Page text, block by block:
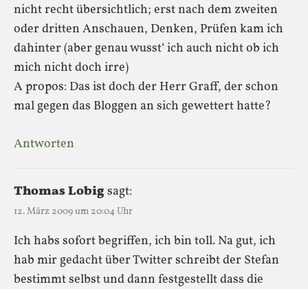
nicht recht übersichtlich; erst nach dem zweiten
oder dritten Anschauen, Denken, Prüfen kam ich
dahinter (aber genau wusst‘ ich auch nicht ob ich
mich nicht doch irre)
A propos: Das ist doch der Herr Graff, der schon
mal gegen das Bloggen an sich gewettert hatte?
Antworten
Thomas Lobigsagt:
12. März 2009 um 20:04 Uhr
Ich habs sofort begriffen, ich bin toll. Na gut, ich
hab mir gedacht über Twitter schreibt der Stefan
bestimmt selbst und dann festgestellt dass die